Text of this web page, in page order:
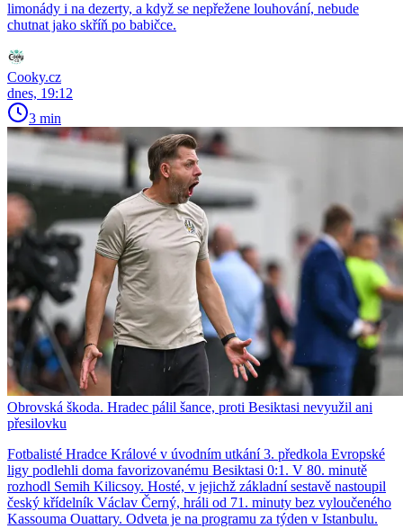
limonády i na dezerty, a když se nepřežene louhování, nebude
chutnat jako skříň po babičce.
Cooky.cz
dnes, 19:12
3 min
Obrovská škoda. Hradec pálil šance, proti Besiktasi nevyužil ani
přesilovku
Fotbalisté Hradce Králové v úvodním utkání 3. předkola Evropské
ligy podlehli doma favorizovanému Besiktasi 0:1. V 80. minutě
rozhodl Semih Kilicsoy. Hosté, v jejichž základní sestavě nastoupil
český křídelník Václav Černý, hráli od 71. minuty bez vyloučeného
Kassouma Ouattary. Odveta je na programu za týden v Istanbulu.